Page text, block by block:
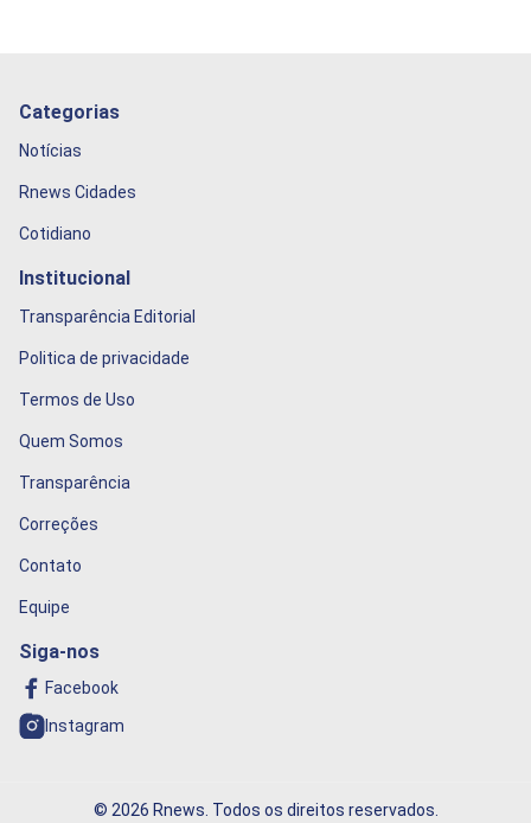
Categorias
Notícias
Rnews Cidades
Cotidiano
Institucional
Transparência Editorial
Politica de privacidade
Termos de Uso
Quem Somos
Transparência
Correções
Contato
Equipe
Siga-nos
Facebook
Instagram
© 2026 Rnews. Todos os direitos reservados.